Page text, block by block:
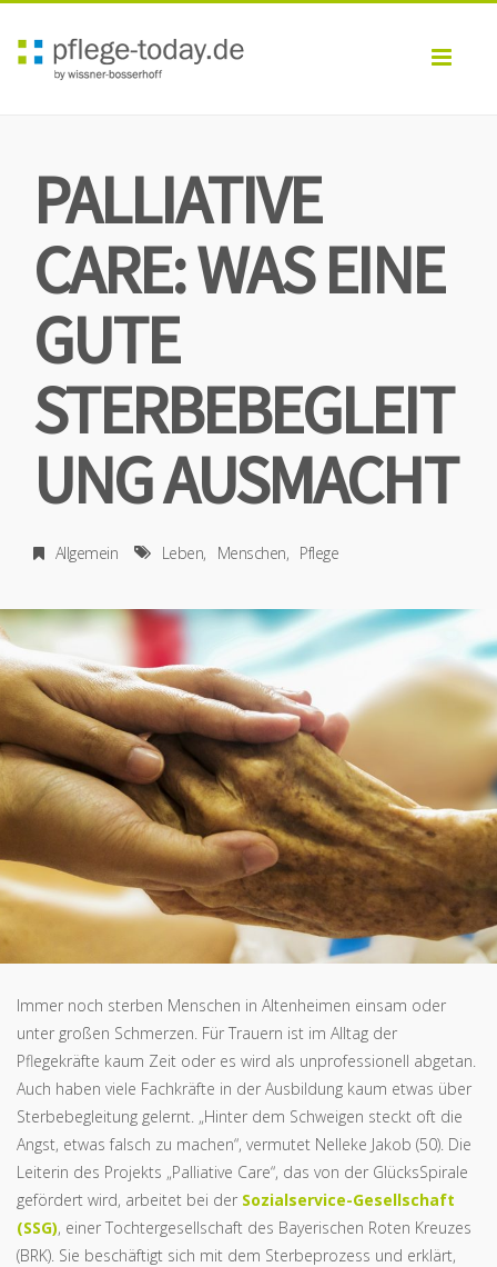
PALLIATIVE
CARE: WAS EINE
GUTE
STERBEBEGLEIT
UNG AUSMACHT
Allgemein Leben Menschen Pflege
Immer noch sterben Menschen in Altenheimen einsam oder
unter großen Schmerzen. Für Trauern ist im Alltag der
Pflegekräfte kaum Zeit oder es wird als unprofessionell abgetan.
Auch haben viele Fachkräfte in der Ausbildung kaum etwas über
Sterbebegleitung gelernt. „Hinter dem Schweigen steckt oft die
Angst, etwas falsch zu machen“, vermutet Nelleke Jakob (50). Die
Leiterin des Projekts „Palliative Care“, das von der GlücksSpirale
gefördert wird, arbeitet bei der Sozialservice-Gesellschaft
(SSG), einer Tochtergesellschaft des Bayerischen Roten Kreuzes
(BRK). Sie beschäftigt sich mit dem Sterbeprozess und erklärt,